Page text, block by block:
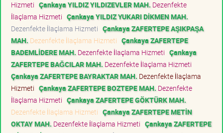
Hizmeti Çankaya YILDIZ YILDIZEVLER MAH. Dezenfekte
İlaçlama Hizmeti Çankaya YILDIZ YUKARI DİKMEN MAH.
Dezenfekte İlaçlama Hizmeti Çankaya ZAFERTEPE AŞIKPAŞA
MAH. Dezenfekte İlaçlama Hizmeti Çankaya ZAFERTEPE
BADEMLİDERE MAH. Dezenfekte İlaçlama Hizmeti Çankaya
ZAFERTEPE BAĞCILAR MAH. Dezenfekte İlaçlama Hizmeti
Çankaya ZAFERTEPE BAYRAKTAR MAH. Dezenfekte İlaçlama
Hizmeti Çankaya ZAFERTEPE BOZTEPE MAH. Dezenfekte
İlaçlama Hizmeti Çankaya ZAFERTEPE GÖKTÜRK MAH.
Dezenfekte İlaçlama Hizmeti Çankaya ZAFERTEPE METİN
OKTAY MAH. Dezenfekte İlaçlama Hizmeti Çankaya ZAFERTEPE